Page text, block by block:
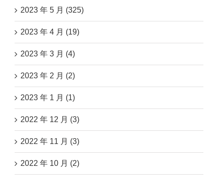
2023 年 5 月 (325)
2023 年 4 月 (19)
2023 年 3 月 (4)
2023 年 2 月 (2)
2023 年 1 月 (1)
2022 年 12 月 (3)
2022 年 11 月 (3)
2022 年 10 月 (2)